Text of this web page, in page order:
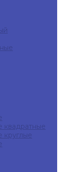
квадратные
круглые